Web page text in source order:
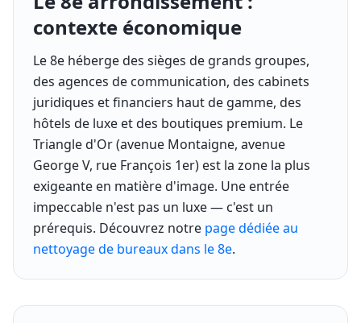
contexte économique
Le 8e héberge des sièges de grands groupes,
des agences de communication, des cabinets
juridiques et financiers haut de gamme, des
hôtels de luxe et des boutiques premium. Le
Triangle d'Or (avenue Montaigne, avenue
George V, rue François 1er) est la zone la plus
exigeante en matière d'image. Une entrée
impeccable n'est pas un luxe — c'est un
prérequis. Découvrez notre page dédiée au
nettoyage de bureaux dans le 8e.